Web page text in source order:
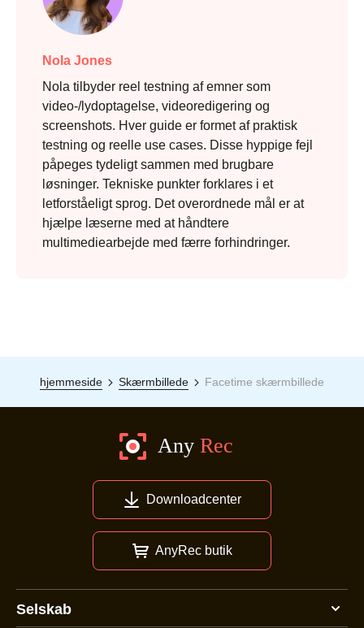
Trin 2.
Trin 3.
Nola Jones
Nola tilbyder reel testning af emner som
video-/lydoptagelse, videoredigering og
screenshots. Hver guide er formet af praktisk
testning og reelle use cases. Disse hyppige fejl
påpeges tydeligt sammen med brugbare
løsninger. Tekniske punkter forklares i et
letforståeligt sprog. Det overordnede mål er at
hjælpe læserne med at håndtere
multimediearbejde med færre forhindringer.
hjemmeside Skærmbillede Facetime skærmbillede
Downloadcenter
AnyRec butik
Selskab